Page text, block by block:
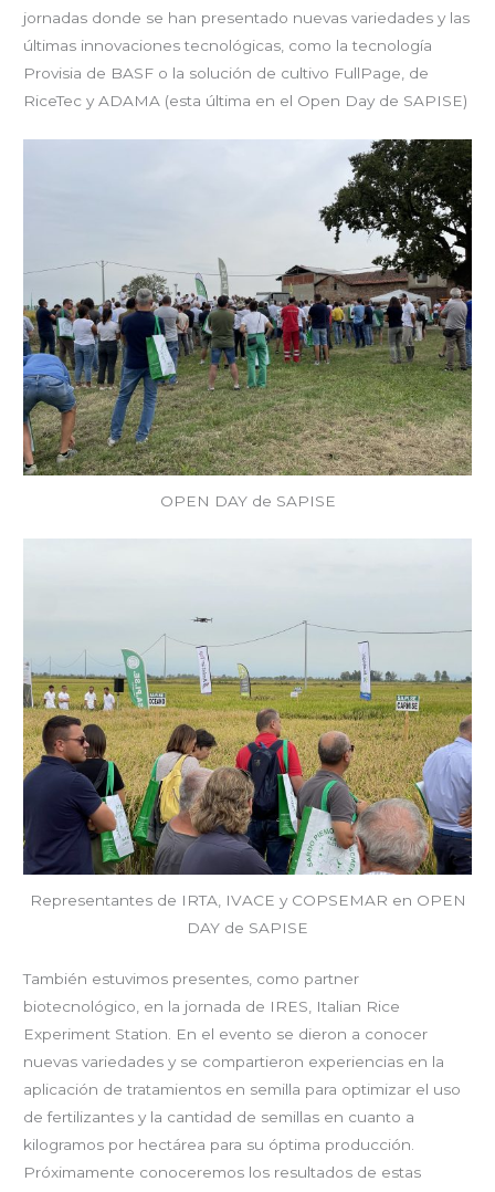
jornadas donde se han presentado nuevas variedades y las
últimas innovaciones tecnológicas, como la tecnología
Provisia de BASF o la solución de cultivo FullPage, de
RiceTec y ADAMA (esta última en el Open Day de SAPISE)
OPEN DAY de SAPISE
Representantes de IRTA, IVACE y COPSEMAR en OPEN
DAY de SAPISE
También estuvimos presentes, como partner
biotecnológico, en la jornada de IRES, Italian Rice
Experiment Station. En el evento se dieron a conocer
nuevas variedades y se compartieron experiencias en la
aplicación de tratamientos en semilla para optimizar el uso
de fertilizantes y la cantidad de semillas en cuanto a
kilogramos por hectárea para su óptima producción.
Próximamente conoceremos los resultados de estas